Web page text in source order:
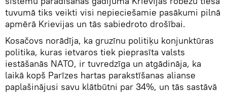
tuvumā tiks veikti visi nepieciešamie pasākumi pilnā
apmērā Krievijas un tās sabiedroto drošībai.
Kosačovs norādīja, ka gruzīnu politiķu konjunktūras
politika, kuras ietvaros tiek pieprasīta valsts
iestāšanās NATO, ir tuvredzīga un atgādināja, ka
laikā kopš Parīzes hartas parakstīšanas alianse
paplašinājusi savu klātbūtni par 34%, un tās sastāvā